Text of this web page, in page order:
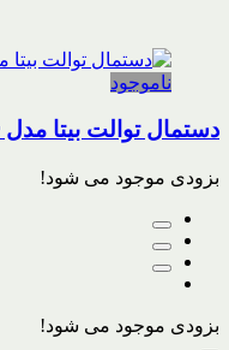
ناموجود
دستمال توالت بیتا مدل Flower (بسته 12 رول)
بزودی موجود می شود!
بزودی موجود می شود!